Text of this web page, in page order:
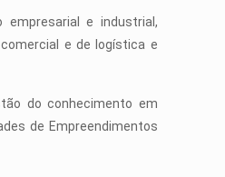
e industrial,
e de logística e
do conhecimento em
de Empreendimentos